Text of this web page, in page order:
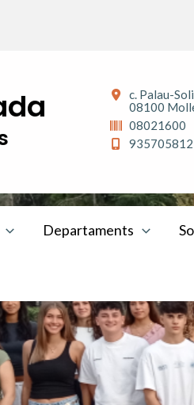
c. Palau-
08100
08021600
935705812
Departaments